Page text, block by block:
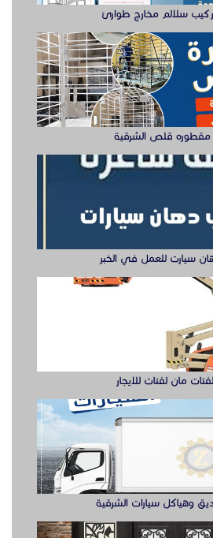
سلالم مخارج طوارئ
مقطوره قلص الشرقية
سيارت للعمل في الخبر
مان لفتات للايجار
وهياكل سيارات الشرقية